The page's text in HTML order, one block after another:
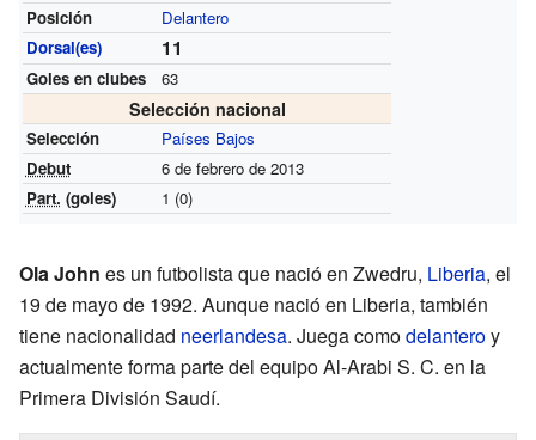
Posición
Delantero
Dorsal(es)
11
Goles en clubes 63
Selección nacional
Selección
Países Bajos
Debut
6 de febrero de 2013
Part. (goles) 1 (0)
Ola John es un futbolista que nació en Zwedru, Liberia, el
19 de mayo de 1992. Aunque nació en Liberia, también
tiene nacionalidad neerlandesa. Juega comodelanteroy
actualmente forma parte del equipo Al-Arabi S. C. en la
Primera División Saudí.